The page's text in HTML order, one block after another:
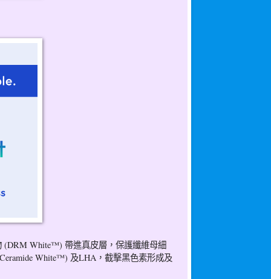
(DRM White™) 帶進真皮層，保護纖維母細
White™) 及LHA，截擊黑色素形成及